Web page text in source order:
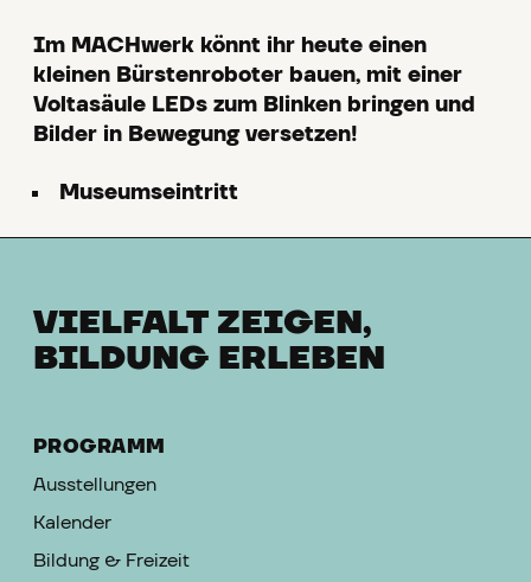
Im MACHwerk könnt ihr heute einen
kleinen Bürstenroboter bauen, mit einer
Voltasäule LEDs zum Blinken bringen und
Bilder in Bewegung versetzen!
Museumseintritt
VIELFALT ZEIGEN,
BILDUNG ERLEBEN
PROGRAMM
Ausstellungen
Kalender
Bildung & Freizeit